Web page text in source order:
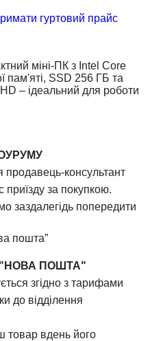
гуртовий прайс
міні-ПК з Intel Core
пам'яті, SSD 256 ГБ та
– ідеальний для роботи
консультант
приїзду за покупкою.
заздалегідь попередити
пошта”
ПОШТА"
згідно з тарифами
до відділення
товар вдень його